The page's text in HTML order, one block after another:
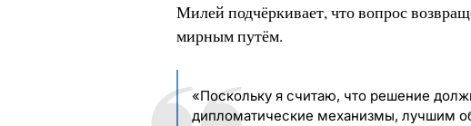
Милей подчёркивает, что вопрос
мирным путём.
«Поскольку я считаю, что решение
дипломатические механизмы, лучшим